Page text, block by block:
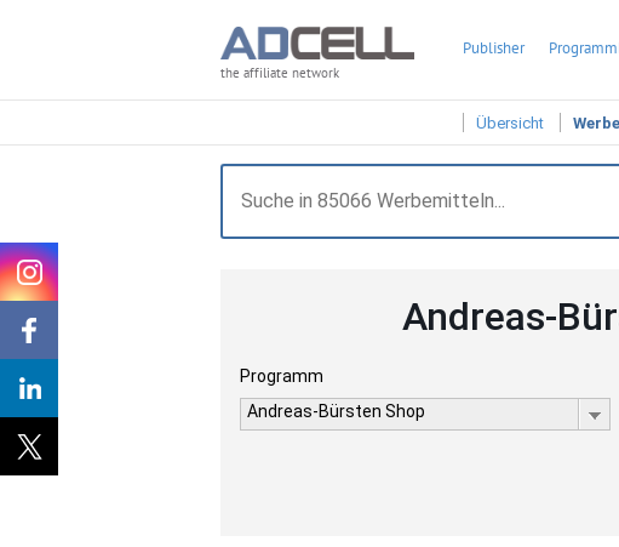
the affiliate network
Publisher
Übersicht
Andreas-
Programm
Andreas-Bürsten Shop